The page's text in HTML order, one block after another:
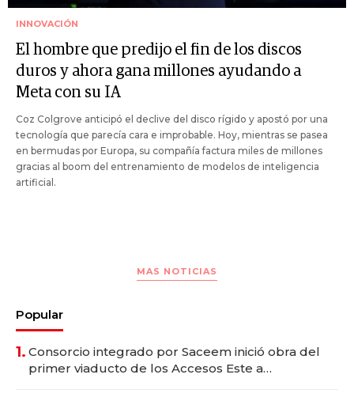
INNOVACIÓN
El hombre que predijo el fin de los discos
duros y ahora gana millones ayudando a
Meta con su IA
Coz Colgrove anticipó el declive del disco rígido y apostó por una
tecnología que parecía cara e improbable. Hoy, mientras se pasea
en bermudas por Europa, su compañía factura miles de millones
gracias al boom del entrenamiento de modelos de inteligencia
artificial.
MAS NOTICIAS
Popular
1. Consorcio integrado por Saceem inició obra del
primer viaducto de los Accesos Este a